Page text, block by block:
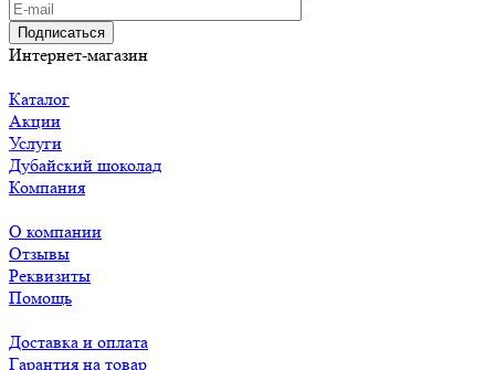
Подписаться
Интернет-магазин
Каталог
Акции
Услуги
Дубайский шоколад
Компания
О компании
Отзывы
Реквизиты
Помощь
Доставка и оплата
Гарантия на товар